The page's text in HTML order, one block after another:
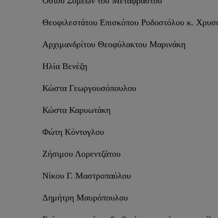
Θεοφιλεστάτου Επισκόπου Ροδοστόλου κ.
Αρχιμανδρίτου Θεοφύλακτου Μαρινάκη
Ηλία Βενέζη
Κώστα Γεωργουσόπουλου
Κώστα Καρυωτάκη
Φώτη Κόντογλου
Ζήσιμου Λορεντζάτου
Νίκου Γ. Μαστροπαύλου
Δημήτρη Μαυρόπουλου